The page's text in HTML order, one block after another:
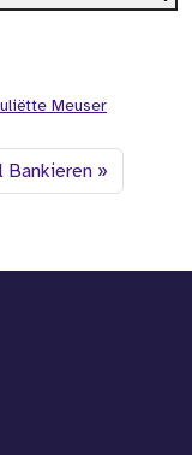
Meuser
Bankieren